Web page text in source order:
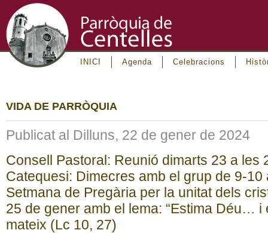
INICI Agenda Celebracions
VIDA DE PARRÒQUIA
Publicat al Dilluns, 22 de gener de 2024
Consell Pastoral: Reunió dimarts 23 a les
Catequesi: Dimecres amb el grup de 9-10
Setmana de Pregària per la unitat dels
25 de gener amb el lema: “Estima Déu… i
mateix (Lc 10, 27)